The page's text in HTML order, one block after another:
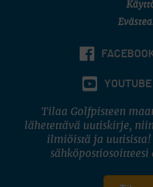
YOUTUBE
Tilaa Golfpisteen
lähetettävä uutiskirje,
ilmiöistä ja